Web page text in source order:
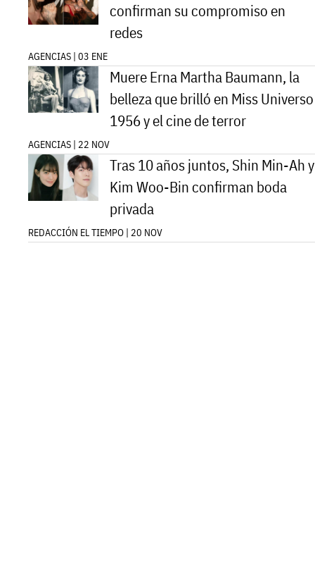
confirman su compromiso en
redes
AGENCIAS | 03 ENE
Muere Erna Martha Baumann, la
belleza que brilló en Miss Universo
1956 y el cine de terror
AGENCIAS | 22 NOV
Tras 10 años juntos, Shin Min-Ah y
Kim Woo-Bin confirman boda
privada
REDACCIÓN EL TIEMPO | 20 NOV